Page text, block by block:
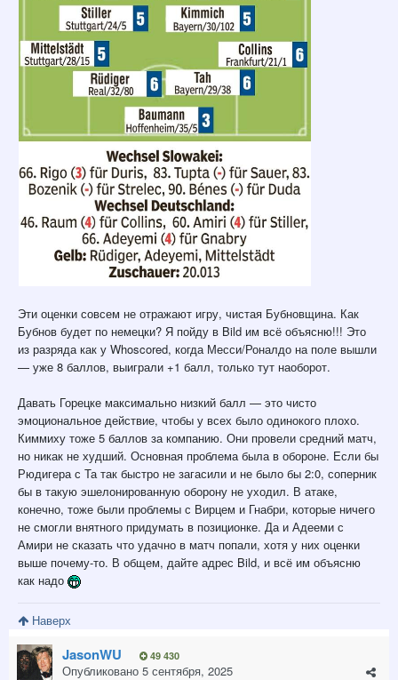
Эти оценки совсем не отражают игру, чистая Бубновщина. Как
Бубнов будет по немецки? Я пойду в Bild им всё объясню!!! Это
из разряда как у Whoscored, когда Месси/Роналдо на поле вышли
— уже 8 баллов, выиграли +1 балл, только тут наоборот.
Давать Горецке максимально низкий балл — это чисто
эмоциональное действие, чтобы у всех было одинокого плохо.
Киммиху тоже 5 баллов за компанию. Они провели средний матч,
но никак не худший. Основная проблема была в обороне. Если бы
Рюдигера с Та так быстро не загасили и не было бы 2:0, соперник
бы в такую эшелонированную оборону не уходил. В атаке,
конечно, тоже были проблемы с Вирцем и Гнабри, которые ничего
не смогли внятного придумать в позиционке. Да и Адееми с
Амири не сказать что удачно в матч попали, хотя у них оценки
выше почему-то. В общем, дайте адрес Bild, и всё им объясню
как надо
Наверх
JasonWU 49 430
Опубликовано 5 сентября, 2025